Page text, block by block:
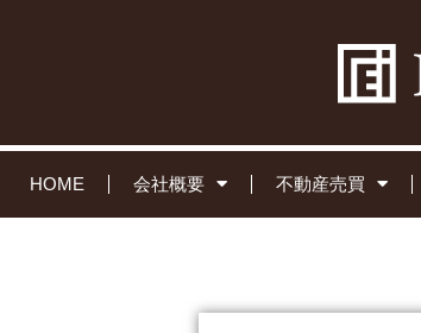
HOME 会社概要 不動産売買